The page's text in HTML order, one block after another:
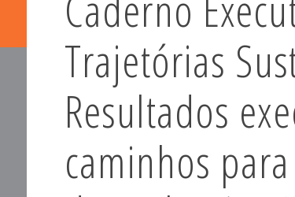
Trajetórias
Resultados
caminhos